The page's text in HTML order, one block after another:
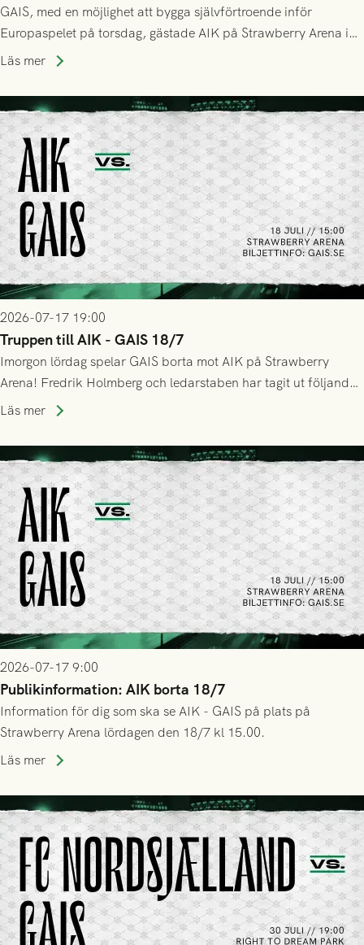
GAIS, med en möjlighet att bygga självförtroende inför
Europaspelet på torsdag, gästade AIK på Strawberry Arena i
Stockholm . Men trots konstant hotande i första halvlek av
lyckades få in 2-0.
Läs mer
2026-07-17 19:00
Truppen till AIK - GAIS 18/7
Imorgon lördag spelar GAIS borta mot AIK på Strawberry
Arena! Fredrik Holmberg och ledarstaben har tagit ut följande
trupp till matchen:
Läs mer
2026-07-17 9:00
Publikinformation: AIK borta 18/7
Information för dig som ska se AIK - GAIS på plats på
Strawberry Arena lördagen den 18/7 kl 15.00.
Läs mer